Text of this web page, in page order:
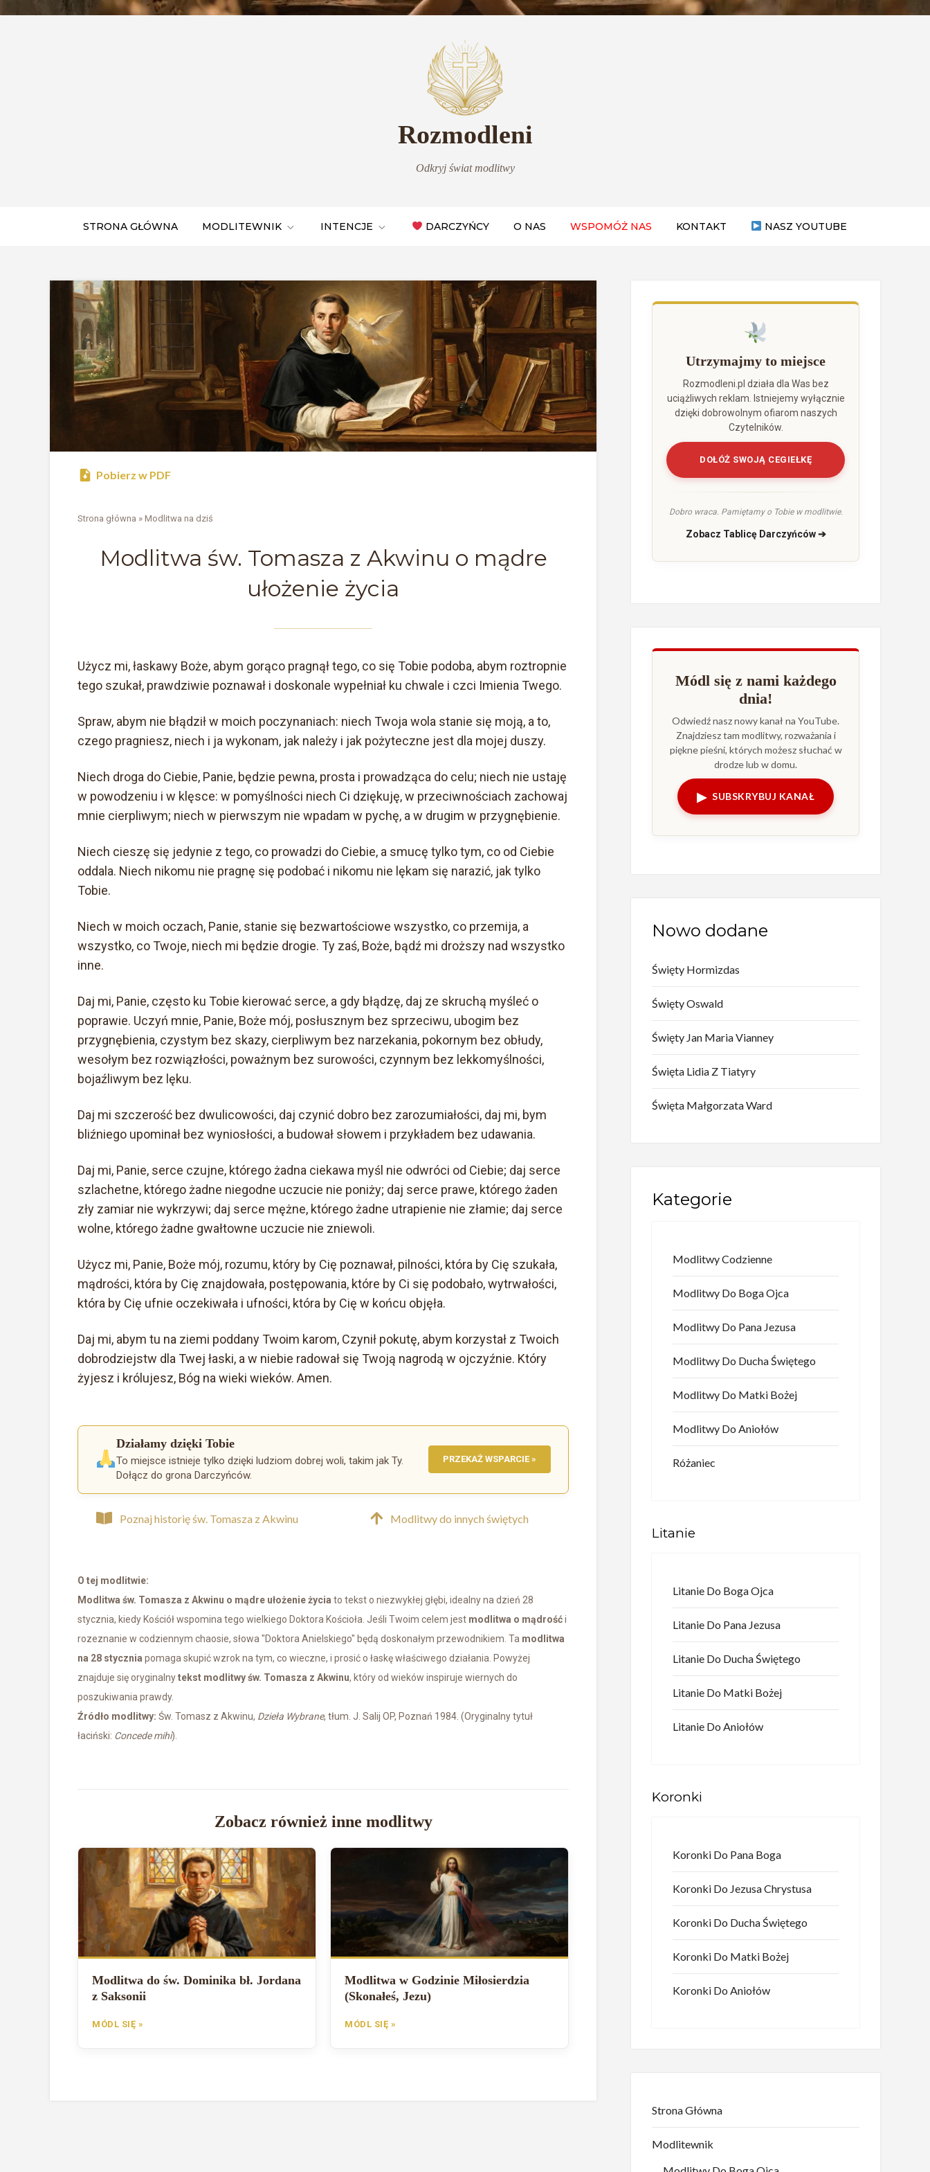
Rozmodleni
Odkryj świat modlitwy
STRONA GŁÓWNA MODLITEWNIK INTENCJE DARCZYŃCY O NAS WSPOMÓŻ NAS KONTAKT NASZ YOUTUBE
Pobierz w PDF
Strona główna » Modlitwa na dziś
Modlitwa św. Tomasza z Akwinu o mądre
ułożenie życia
Użycz mi, łaskawy Boże, abym gorąco pragnął tego, co się Tobie podoba, abym roztropnie
tego szukał, prawdziwie poznawał i doskonale wypełniał ku chwale i czci Imienia Twego.
Spraw, abym nie błądził w moich poczynaniach: niech Twoja wola stanie się moją, a to,
czego pragniesz, niech i ja wykonam, jak należy i jak pożyteczne jest dla mojej duszy.
Niech droga do Ciebie, Panie, będzie pewna, prosta i prowadząca do celu; niech nie ustaję
w powodzeniu i w klęsce: w pomyślności niech Ci dziękuję, w przeciwnościach zachowaj
mnie cierpliwym; niech w pierwszym nie wpadam w pychę, a w drugim w przygnębienie.
Niech cieszę się jedynie z tego, co prowadzi do Ciebie, a smucę tylko tym, co od Ciebie
oddala. Niech nikomu nie pragnę się podobać i nikomu nie lękam się narazić, jak tylko
Tobie.
Niech w moich oczach, Panie, stanie się bezwartościowe wszystko, co przemija, a
wszystko, co Twoje, niech mi będzie drogie. Ty zaś, Boże, bądź mi droższy nad wszystko
inne.
Daj mi, Panie, często ku Tobie kierować serce, a gdy błądzę, daj ze skruchą myśleć o
poprawie. Uczyń mnie, Panie, Boże mój, posłusznym bez sprzeciwu, ubogim bez
przygnębienia, czystym bez skazy, cierpliwym bez narzekania, pokornym bez obłudy,
wesołym bez rozwiązłości, poważnym bez surowości, czynnym bez lekkomyślności,
bojaźliwym bez lęku.
Daj mi szczerość bez dwulicowości, daj czynić dobro bez zarozumiałości, daj mi, bym
bliźniego upominał bez wyniosłości, a budował słowem i przykładem bez udawania.
Daj mi, Panie, serce czujne, którego żadna ciekawa myśl nie odwróci od Ciebie; daj serce
szlachetne, którego żadne niegodne uczucie nie poniży; daj serce prawe, którego żaden
zły zamiar nie wykrzywi; daj serce mężne, którego żadne utrapienie nie złamie; daj serce
wolne, którego żadne gwałtowne uczucie nie zniewoli.
Użycz mi, Panie, Boże mój, rozumu, który by Cię poznawał, pilności, która by Cię szukała,
mądrości, która by Cię znajdowała, postępowania, które by Ci się podobało, wytrwałości,
która by Cię ufnie oczekiwała i ufności, która by Cię w końcu objęła.
Daj mi, abym tu na ziemi poddany Twoim karom, Czynił pokutę, abym korzystał z Twoich
dobrodziejstw dla Twej łaski, a w niebie radował się Twoją nagrodą w ojczyźnie. Który
żyjesz i królujesz, Bóg na wieki wieków. Amen.
Działamy dzięki Tobie
To miejsce istnieje tylko dzięki ludziom dobrej woli, takim jak Ty.
Dołącz do grona Darczyńców.
PRZEKAŻ WSPARCIE »
Poznaj historię św. Tomasza z Akwinu Modlitwy do innych świętych
O tej modlitwie:
Modlitwa św. Tomasza z Akwinu o mądre ułożenie życia to tekst o niezwykłej głębi, idealny na dzień 28
stycznia, kiedy Kościół wspomina tego wielkiego Doktora Kościoła. Jeśli Twoim celem jest modlitwa o mądrośći
rozeznanie w codziennym chaosie, słowa "Doktora Anielskiego" będą doskonałym przewodnikiem. Ta modlitwa
na 28 stycznia pomaga skupić wzrok na tym, co wieczne, i prosić o łaskę właściwego działania. Powyżej
znajduje się oryginalnytekst modlitwy św. Tomasza z Akwinu, który od wieków inspiruje wiernych do
poszukiwania prawdy.
Źródło modlitwy: Św. Tomasz z Akwinu, Dzieła Wybrane, tłum. J. Salij OP, Poznań 1984. (Oryginalny tytuł
łaciński: Concede mihi).
Zobacz również inne modlitwy
Modlitwa do św. Dominika bł. Jordana
z Saksonii
MÓDL SIĘ »
Modlitwa w Godzinie Miłosierdzia
(Skonałeś, Jezu)
MÓDL SIĘ »
Utrzymajmy to miejsce
Rozmodleni.pl działa dla Was bez
uciążliwych reklam. Istniejemy wyłącznie
dzięki dobrowolnym ofiarom naszych
Czytelników.
DOŁÓŻ SWOJĄ CEGIEŁKĘ
Dobro wraca. Pamiętamy o Tobie w modlitwie.
Zobacz Tablicę Darczyńców ➔
Módl się z nami każdego
dnia!
Odwiedź nasz nowy kanał na YouTube.
Znajdziesz tam modlitwy, rozważania i
piękne pieśni, których możesz słuchać w
drodze lub w domu.
▶ SUBSKRYBUJ KANAŁ
Nowo dodane
Święty Hormizdas
Święty Oswald
Święty Jan Maria Vianney
Święta Lidia Z Tiatyry
Święta Małgorzata Ward
Kategorie
Modlitwy Codzienne
Modlitwy Do Boga Ojca
Modlitwy Do Pana Jezusa
Modlitwy Do Ducha Świętego
Modlitwy Do Matki Bożej
Modlitwy Do Aniołów
Różaniec
Litanie
Litanie Do Boga Ojca
Litanie Do Pana Jezusa
Litanie Do Ducha Świętego
Litanie Do Matki Bożej
Litanie Do Aniołów
Koronki
Koronki Do Pana Boga
Koronki Do Jezusa Chrystusa
Koronki Do Ducha Świętego
Koronki Do Matki Bożej
Koronki Do Aniołów
Strona Główna
Modlitewnik